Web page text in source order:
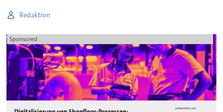
Redaktion
Sponsored